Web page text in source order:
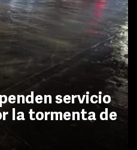
servicio
la tormenta de